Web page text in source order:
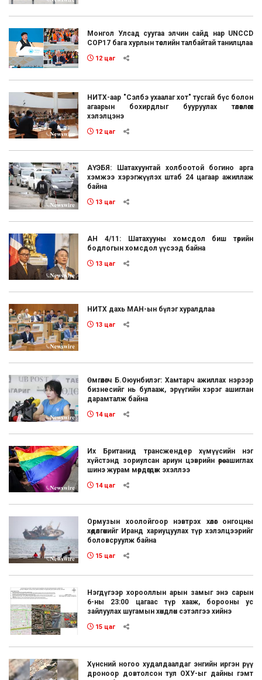
Монгол Улсад суугаа элчин сайд нар UNCCD
COP17 бага хурлын төслийн талбайтай танилцлаа
12 цаг
НИТХ-аар "Сэлбэ ухаалаг хот" тусгай бүс болон
агаарын бохирдлыг бууруулах төлөвлөгөөг
хэлэлцэнэ
12 цаг
АҮЭБЯ: Шатахуунтай холбоотой богино арга
хэмжээ хэрэгжүүлэх штаб 24 цагаар ажиллаж
байна
13 цаг
АН 4/11: Шатахууны хомсдол биш төрийн
бодлогын хомсдол үүсээд байна
13 цаг
НИТХ дахь МАН-ын бүлэг хуралдлаа
13 цаг
Өмгөөлөгч Б.Оюунбилэг: Хамтарч ажиллах нэрээр
бизнесийг нь булааж, эрүүгийн хэрэг ашиглан
дарамталж байна
14 цаг
Их Британид трансжендер хүмүүсийн нэг
хүйстэнд зориулсан ариун цэврийн өрөө ашиглах
шинэ журам мөрдөгдөж эхэллээ
14 цаг
Ормузын хоолойгоор нэвтрэх хөлөг онгоцны
хөдөлгөөнийг Иранд хариуцуулах түр хэлэлцээрийг
боловсруулж байна
15 цаг
Нэгдүгээр хорооллын арын замыг энэ сарын
6-ны 23:00 цагаас түр хааж, борооны ус
зайлуулах шугамын хөндлөн сэтэлгээ хийнэ
15 цаг
Хүнсний ногоо худалдаалдаг энгийн иргэн рүү
дроноор довтолсон тул ОХУ-ыг дайны гэмт